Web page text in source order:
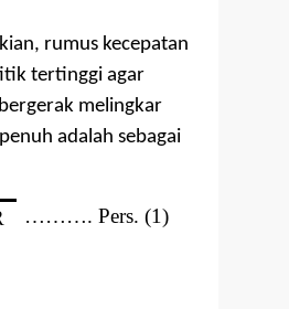
rumus kecepatan
tertinggi agar
melingkar
adalah sebagai
………. Pers. (1)